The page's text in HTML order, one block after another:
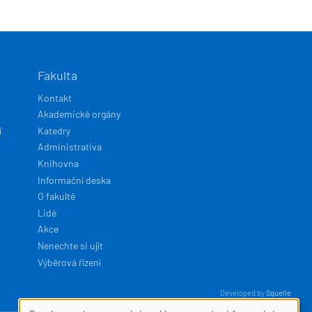
Fakulta
Kontakt
Akademické orgány
Katedry
Administrativa
Knihovna
Informační deska
O fakultě
Lidé
Akce
Nenechte si ujít
Výběrová řízení
Developed bySquelle